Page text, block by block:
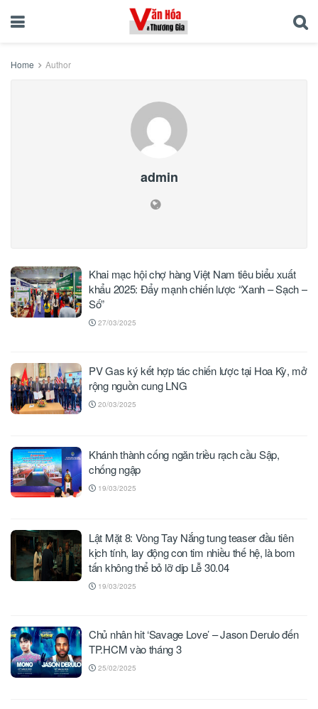
Home Author
admin
Khai mạc hội chợ hàng Việt Nam tiêu biểu xuất
khẩu 2025: Đẩy mạnh chiến lược “Xanh – Sạch –
Số”
27/03/2025
PV Gas ký kết hợp tác chiến lược tại Hoa Kỳ, mở
rộng nguồn cung LNG
20/03/2025
Khánh thành cống ngăn triều rạch cầu Sập,
chống ngập
19/03/2025
Lật Mặt 8: Vòng Tay Nắng tung teaser đầu tiên
kịch tính, lay động con tim nhiều thế hệ, là bom
tấn không thể bỏ lỡ dịp Lễ 30.04
19/03/2025
Chủ nhân hit ‘Savage Love’ – Jason Derulo đến
TP.HCM vào tháng 3
25/02/2025